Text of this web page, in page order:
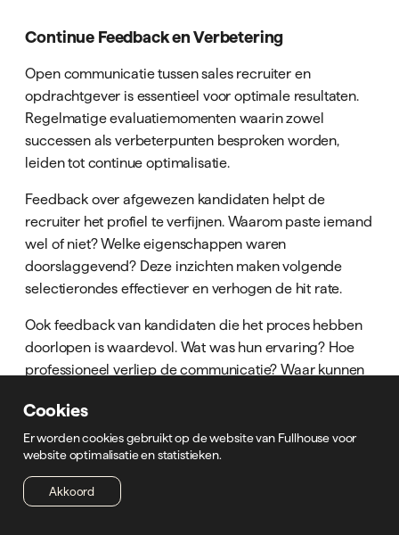
Cookies
Er worden cookies gebruikt op de website van Fullhouse voor
website optimalisatie en statistieken.
Akkoord
Continue Feedback en Verbetering
Open communicatie tussen sales recruiter en
opdrachtgever is essentieel voor optimale resultaten.
Regelmatige evaluatiemomenten waarin zowel
successen als verbeterpunten besproken worden,
leiden tot continue optimalisatie.
Feedback over afgewezen kandidaten helpt de
recruiter het profiel te verfijnen. Waarom paste iemand
wel of niet? Welke eigenschappen waren
doorslaggevend? Deze inzichten maken volgende
selectierondes effectiever en verhogen de hit rate.
Ook feedback van kandidaten die het proces hebben
doorlopen is waardevol. Wat was hun ervaring? Hoe
professioneel verliep de communicatie? Waar kunnen
experience data helpt het employer brand te
versterken.